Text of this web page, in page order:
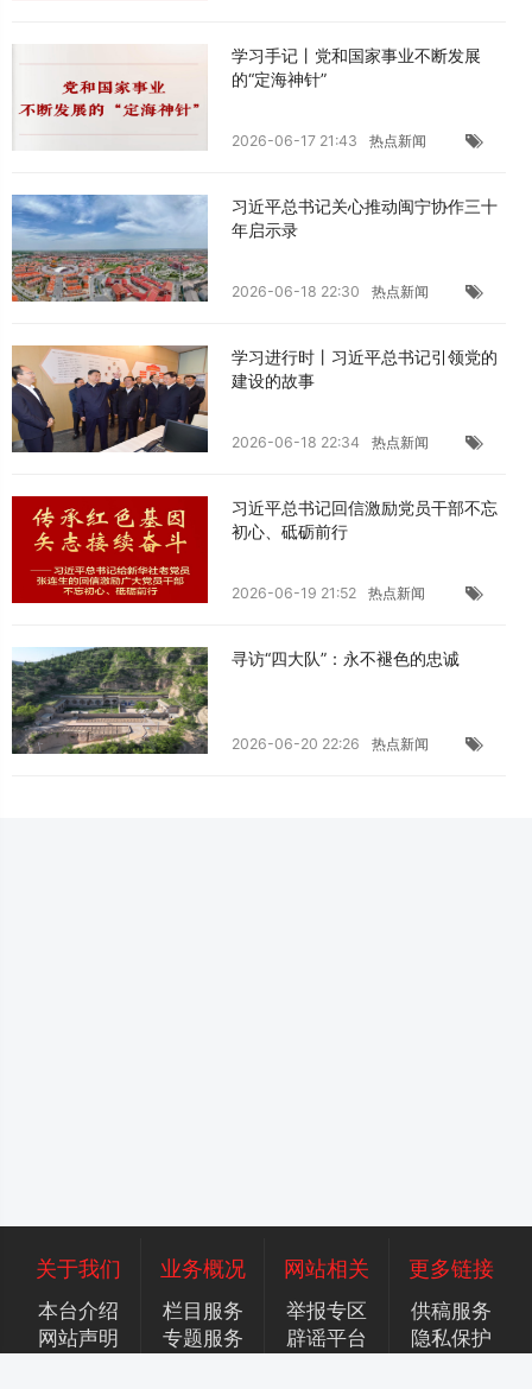
学习手记丨党和国家事业不断发展
的“定海神针”
2026-06-17 21:43 热点新闻
习近平总书记关心推动闽宁协作三十
年启示录
2026-06-18 22:30 热点新闻
学习进行时丨习近平总书记引领党的
建设的故事
2026-06-18 22:34 热点新闻
习近平总书记回信激励党员干部不忘
初心、砥砺前行
2026-06-19 21:52 热点新闻
寻访“四大队”：永不褪色的忠诚
2026-06-20 22:26 热点新闻
关于我们
本台介绍
网站声明
业务概况
栏目服务
专题服务
网站相关
举报专区
辟谣平台
更多链接
供稿服务
隐私保护